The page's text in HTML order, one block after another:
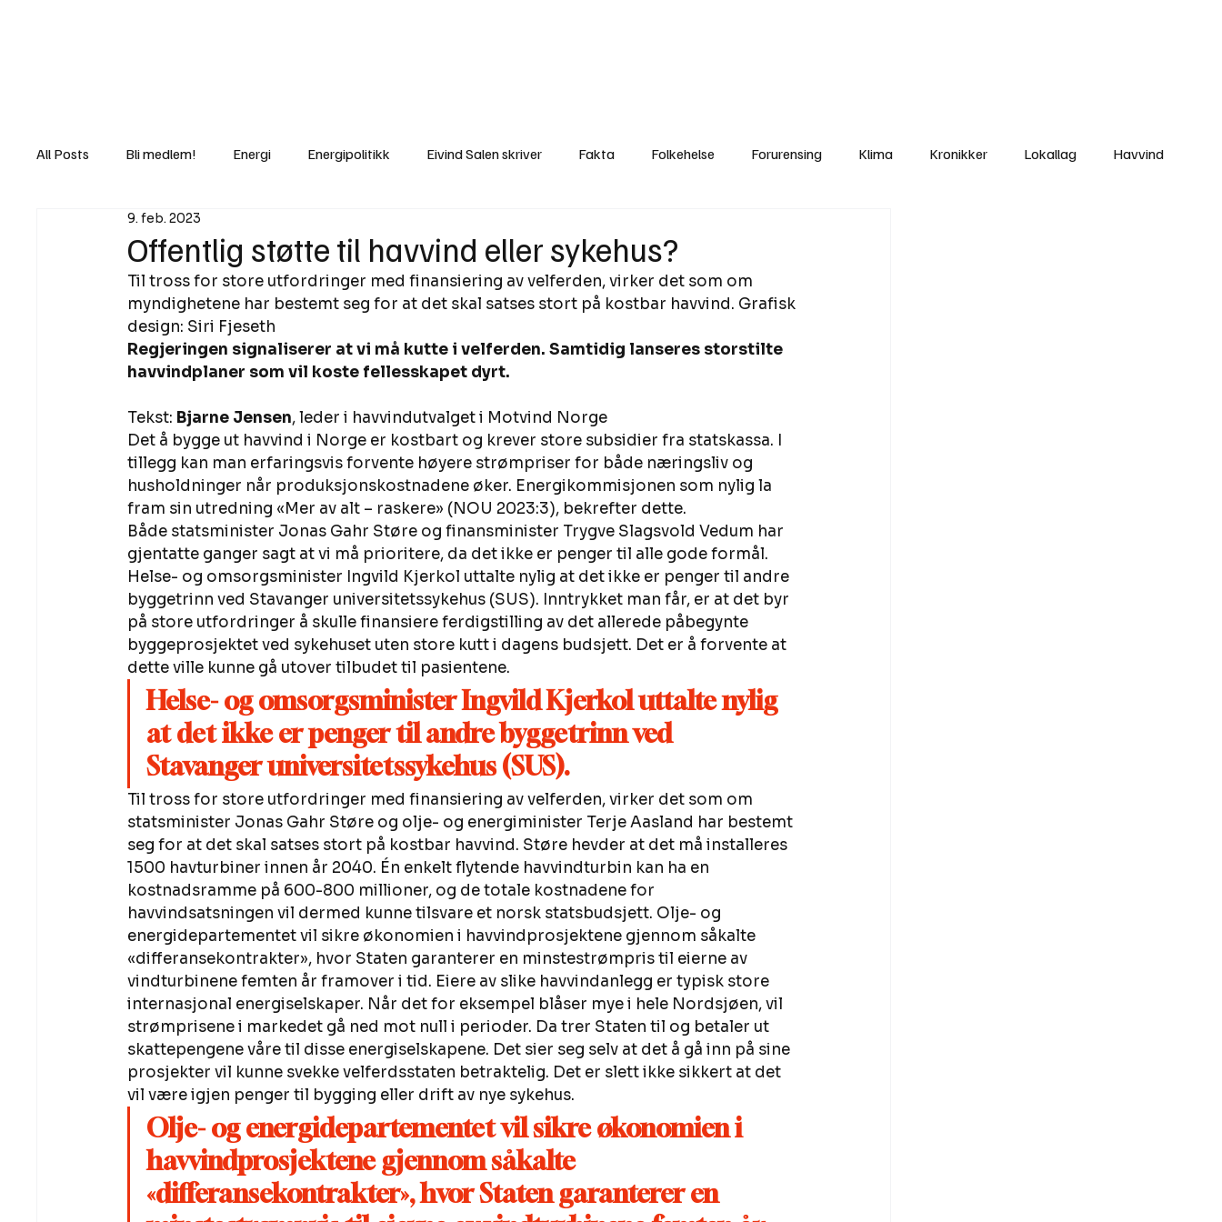
All Posts Bli medlem! Energi Energipolitikk Eivind Salen skriver Fakta Folkehelse Forurensing Klima Kronikker Lokallag Havvind
Lov og rett Lovbrudd
Rettslige skritt i Klartekst Ukens innlegg Utvalgte artikler Gaute forklarer Fakta om vindkraft
Offentlig støtte til havvind eller sykehus?
9. feb. 2023
Til tross for store utfordringer med finansiering av velferden, virker det som om
myndighetene har bestemt seg for at det skal satses stort på kostbar havvind. Grafisk
design: Siri Fjeseth
Regjeringen signaliserer at vi må kutte i velferden. Samtidig lanseres storstilte
havvindplaner som vil koste fellesskapet dyrt.
Tekst: Bjarne Jensen, leder i havvindutvalget i Motvind Norge
Det å bygge ut havvind i Norge er kostbart og krever store subsidier fra statskassa. I
tillegg kan man erfaringsvis forvente høyere strømpriser for både næringsliv og
husholdninger når produksjonskostnadene øker. Energikommisjonen som nylig la
fram sin utredning «Mer av alt – raskere» (NOU 2023:3), bekrefter dette.
Både statsminister Jonas Gahr Støre og finansminister Trygve Slagsvold Vedum har
gjentatte ganger sagt at vi må prioritere, da det ikke er penger til alle gode formål.
Helse- og omsorgsminister Ingvild Kjerkol uttalte nylig at det ikke er penger til andre
byggetrinn ved Stavanger universitetssykehus (SUS). Inntrykket man får, er at det byr
på store utfordringer å skulle finansiere ferdigstilling av det allerede påbegynte
byggeprosjektet ved sykehuset uten store kutt i dagens budsjett. Det er å forvente at
dette ville kunne gå utover tilbudet til pasientene.
Helse- og omsorgsminister Ingvild Kjerkol uttalte nylig
at det ikke er penger til andre byggetrinn ved
Stavanger universitetssykehus (SUS).
Til tross for store utfordringer med finansiering av velferden, virker det som om
statsminister Jonas Gahr Støre og olje- og energiminister Terje Aasland har bestemt
seg for at det skal satses stort på kostbar havvind. Støre hevder at det må installeres
1500 havturbiner innen år 2040. Én enkelt flytende havvindturbin kan ha en
kostnadsramme på 600-800 millioner, og de totale kostnadene for
havvindsatsningen vil dermed kunne tilsvare et norsk statsbudsjett. Olje- og
energidepartementet vil sikre økonomien i havvindprosjektene gjennom såkalte
«differansekontrakter», hvor Staten garanterer en minstestrømpris til eierne av
vindturbinene femten år framover i tid. Eiere av slike havvindanlegg er typisk store
internasjonal energiselskaper. Når det for eksempel blåser mye i hele Nordsjøen, vil
strømprisene i markedet gå ned mot null i perioder. Da trer Staten til og betaler ut
skattepengene våre til disse energiselskapene. Det sier seg selv at det å gå inn på sine
prosjekter vil kunne svekke velferdsstaten betraktelig. Det er slett ikke sikkert at det
vil være igjen penger til bygging eller drift av nye sykehus.
Olje- og energidepartementet vil sikre økonomien i
havvindprosjektene gjennom såkalte
«differansekontrakter», hvor Staten garanterer en